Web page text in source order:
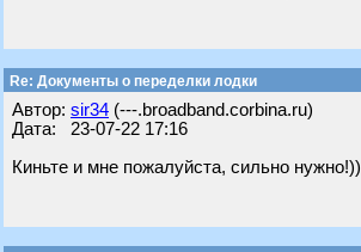
Re: Документы о переделки лодки
Автор: sir34 (---.broadband.corbina.ru)
Дата: 23-07-22 17:16
Киньте и мне пожалуйста, сильно нужно!))